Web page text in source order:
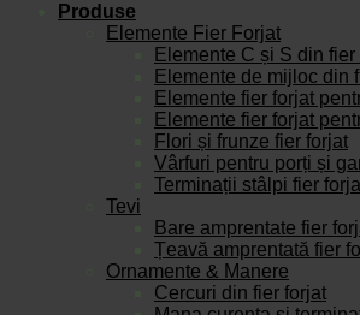
Produse
Elemente Fier Forjat
Elemente C și S din fier
Elemente de mijloc din
Elemente fier forjat
Elemente fier forjat
Flori și frunze fier forjat
Vârfuri pentru porți și
Terminații stâlpi fier
Tevi
Bare amprentate fier
Țeavă amprentată fier
Ornamente & Manere
Cercuri din fier forjat